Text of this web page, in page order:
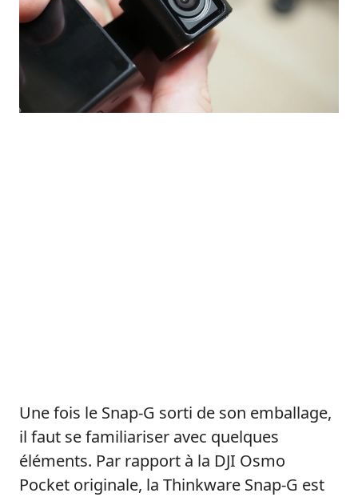
Une fois le Snap-G sorti de son emballage,
il faut se familiariser avec quelques
éléments. Par rapport à la DJI Osmo
Pocket originale, la Thinkware Snap-G est